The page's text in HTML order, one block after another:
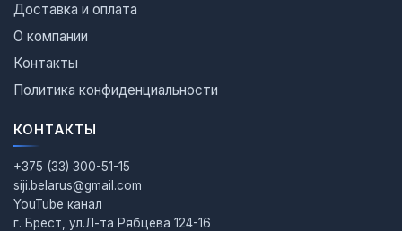
Доставка и оплата
О компании
Контакты
Политика конфиденциальности
КОНТАКТЫ
+375 (33) 300-51-15
siji.belarus@gmail.com
YouTube канал
г. Брест, ул.Л-та Рябцева 124-16